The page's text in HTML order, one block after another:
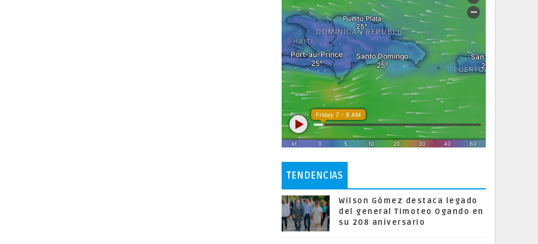
TENDENCIAS
Wilson Gómez destaca legado
del general Timoteo Ogando en
su 208 aniversario